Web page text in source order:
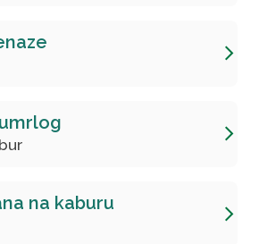
na kaburu